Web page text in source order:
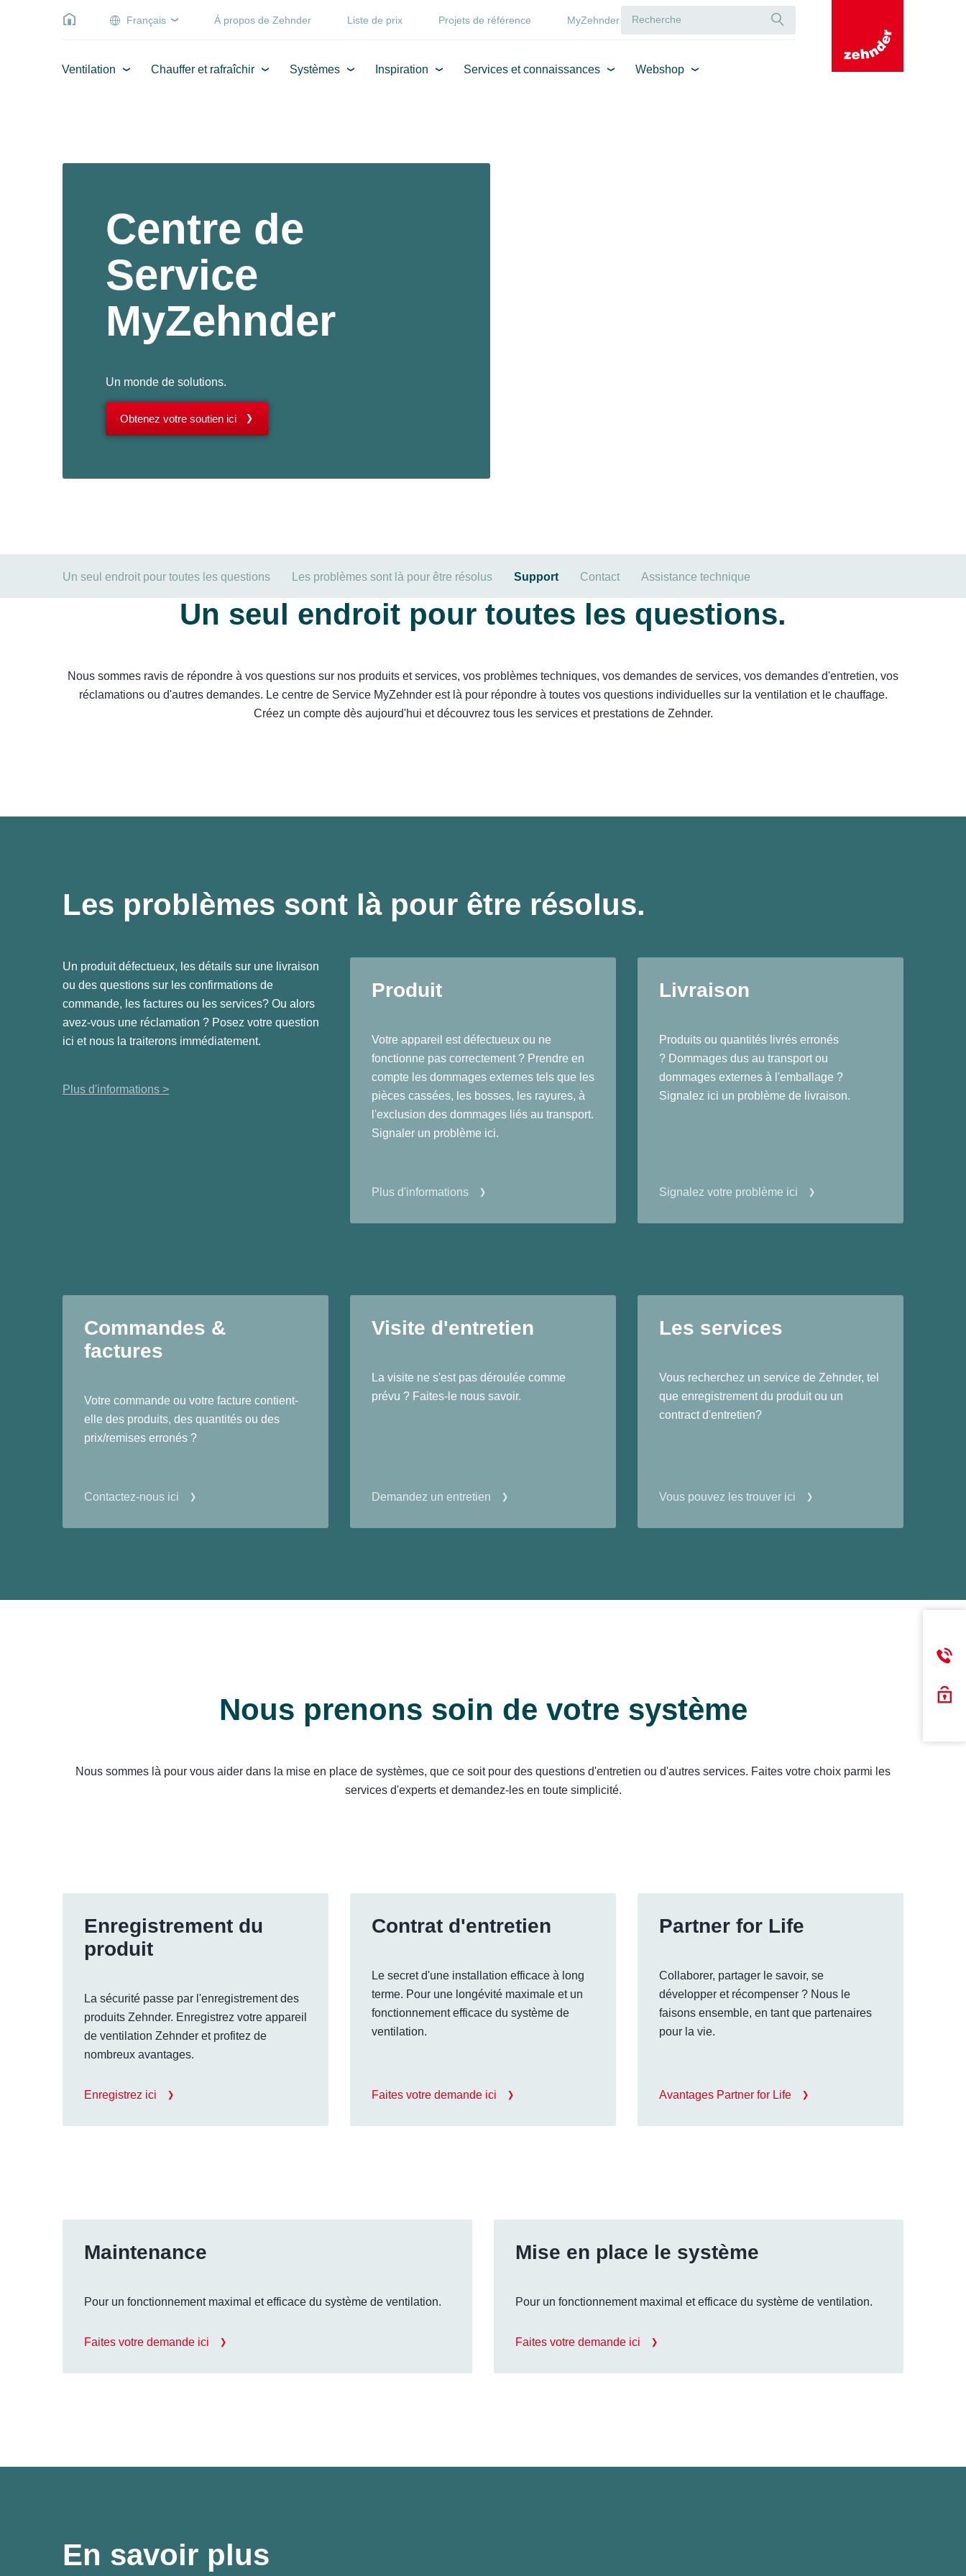
Français Á propos de Zehnder Liste de prix Projets de référence MyZehnder
Ventilation Chauffer et rafraîchir Systèmes Inspiration Services et connaissances Webshop
Centre de
Service
MyZehnder
Un monde de solutions.
Obtenez votre soutien ici
Un seul endroit pour toutes les questions Les problèmes sont là pour être résolus Support Contact Assistance technique
Un seul endroit pour toutes les questions.
Nous sommes ravis de répondre à vos questions sur nos produits et services, vos problèmes techniques, vos demandes de services, vos demandes d'entretien, vos
réclamations ou d'autres demandes. Le centre de Service MyZehnder est là pour répondre à toutes vos questions individuelles sur la ventilation et le chauffage.
Créez un compte dès aujourd'hui et découvrez tous les services et prestations de Zehnder.
Les problèmes sont là pour être résolus.
Un produit défectueux, les détails sur une livraison
ou des questions sur les confirmations de
commande, les factures ou les services? Ou alors
avez-vous une réclamation ? Posez votre question
ici et nous la traiterons immédiatement.
Plus d'informations >
Produit
Votre appareil est défectueux ou ne
fonctionne pas correctement ? Prendre en
compte les dommages externes tels que les
pièces cassées, les bosses, les rayures, à
l'exclusion des dommages liés au transport.
Signaler un problème ici.
Plus d'informations
Livraison
Produits ou quantités livrés erronés
? Dommages dus au transport ou
dommages externes à l'emballage ?
Signalez ici un problème de livraison.
Signalez votre problème ici
Commandes &
factures
Votre commande ou votre facture contient-
elle des produits, des quantités ou des
prix/remises erronés ?
Contactez-nous ici
Visite d'entretien
La visite ne s'est pas déroulée comme
prévu ? Faites-le nous savoir.
Demandez un entretien
Les services
Vous recherchez un service de Zehnder, tel
que enregistrement du produit ou un
contract d'entretien?
Vous pouvez les trouver ici
Nous prenons soin de votre système
Nous sommes là pour vous aider dans la mise en place de systèmes, que ce soit pour des questions d'entretien ou d'autres services. Faites votre choix parmi les
services d'experts et demandez-les en toute simplicité.
Enregistrement du
produit
La sécurité passe par l'enregistrement des
produits Zehnder. Enregistrez votre appareil
de ventilation Zehnder et profitez de
nombreux avantages.
Enregistrez ici
Contrat d'entretien
Le secret d'une installation efficace à long
terme. Pour une longévité maximale et un
fonctionnement efficace du système de
ventilation.
Faites votre demande ici
Partner for Life
Collaborer, partager le savoir, se
développer et récompenser ? Nous le
faisons ensemble, en tant que partenaires
pour la vie.
Avantages Partner for Life
Maintenance
Pour un fonctionnement maximal et efficace du système de ventilation.
Faites votre demande ici
Mise en place le système
Pour un fonctionnement maximal et efficace du système de ventilation.
Faites votre demande ici
En savoir plus